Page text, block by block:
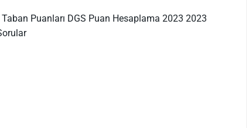
Puanları DGS Puan Hesaplama 2023 2023